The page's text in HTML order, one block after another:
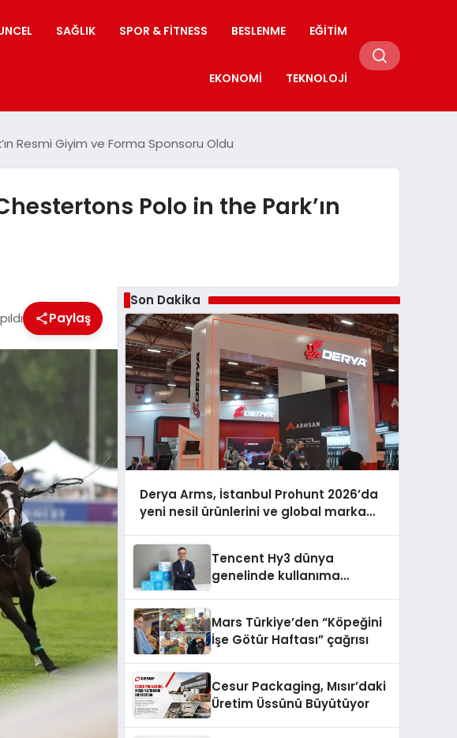
SAĞLIK SPOR & FITNESS BESLENME EĞITIM
EKONOMI TEKNOLOJI
Resmi Giyim ve Forma Sponsoru Oldu
Polo in the Park’ın
Paylaş
Son Dakika
Derya Arms, İstanbul Prohunt 2026’da
yeni nesil ürünlerini ve global marka
Tencent Hy3 dünya
genelinde kullanıma
Mars Türkiye’den “Köpeğini
İşe Götür Haftası” çağrısı
Cesur Packaging, Mısır’daki
Üretim Üssünü Büyütüyor